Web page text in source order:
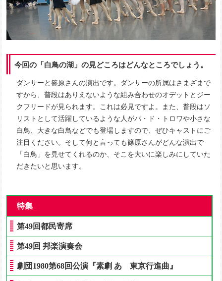
今回の「白鳥の湖」の見どころはどんなところでしょう。
ダンサーと篠原さんの演出です。ダンサーの所属はさまざまで
すから、普段はありえないような組み合わせのオデットとジー
クフリードが見られます。これは必見ですよ。また、普段はソ
リストとして活躍しているような人がパ・ド・トロワや小さな
白鳥、大きな白鳥などでも登場しますので、ぜひキャストにご
注目ください。そして何と言っても篠原さんがどんな演出で
「白鳥」を見せてくれるのか、そこを大いに楽しみにしていた
だきたいと思います。
特集
第49回都民寄席
第49回 邦楽演奏会
劇団1980第68回公演『素劇 あゝ東京行進曲』